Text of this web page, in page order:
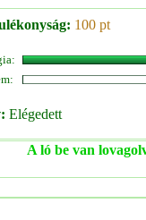
100 pt
Elégedett
A ló be van